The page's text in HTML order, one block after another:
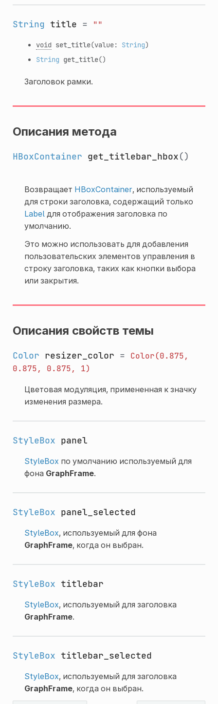
String title = ""
void set_title(value: String)
String get_title()
Заголовок рамки.
Описания метода
HBoxContainer get_titlebar_hbox()
Возвращает HBoxContainer, используемый
для строки заголовка, содержащий только
Labelдля отображения заголовка по
умолчанию.
Это можно использовать для добавления
пользовательских элементов управления в
строку заголовка, таких как кнопки выбора
или закрытия.
Описания свойств темы
Color resizer_color =
Color(0.875,
0.875,
0.875, 1)
Цветовая модуляция, примененная к значку
изменения размера.
StyleBox panel
StyleBox по умолчанию используемый для
фона GraphFrame.
StyleBox panel_selected
StyleBox, используемый для фона
GraphFrame, когда он выбран.
StyleBox titlebar
StyleBox, используемый для заголовка
GraphFrame.
StyleBox titlebar_selected
StyleBox, используемый для заголовка
GraphFrame, когда он выбран.